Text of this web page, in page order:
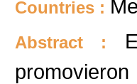
Countries :
Abstract :